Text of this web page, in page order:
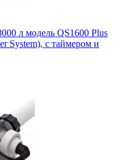
л модель QS1600 Plus
System), с таймером и